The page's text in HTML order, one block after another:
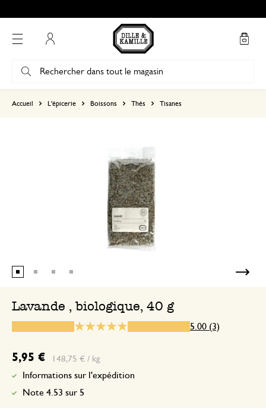
Accueil L'épicerie Boissons Thés Tisanes
Lavande , biologique, 40 g
5.00 (3)
5,95 € 148,75 € / kg
Informations sur l'expédition
Note 4.53 sur 5
De la lavande en tisane
m'en sers pour parfumer mes armoires
9 août 2025